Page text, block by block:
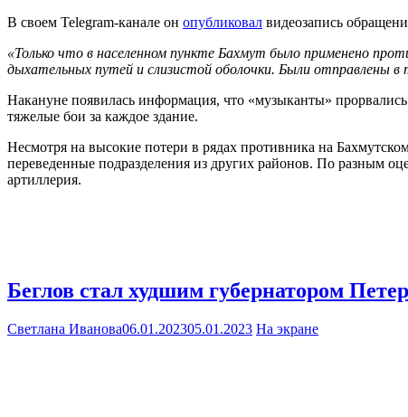
В своем Telegram-канале он опубликовал видеозапись
«Только что в населенном пункте Бахмут было применено
дыхательных путей и слизистой оболочки. Были отправлены
Накануне появилась информация, что «музыканты»
тяжелые бои за каждое здание.
Несмотря на высокие потери в рядах противника на
переведенные подразделения из других районов. По разным
артиллерия.
Беглов стал худшим губернатором
Светлана Иванова06.01.202305.01.2023 На экране